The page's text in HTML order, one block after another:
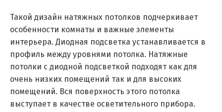
Такой дизайн натяжных потолков подчеркивает
особенности комнаты и важные элементы
интерьера. Диодная подсветка устанавливается в
профиль между уровнями потолка. Натяжные
потолки с диодной подсветкой подходят как для
очень низких помещений так и для высоких
помещений. Вся поверхность этого потолка
выступает в качестве осветительного прибора.